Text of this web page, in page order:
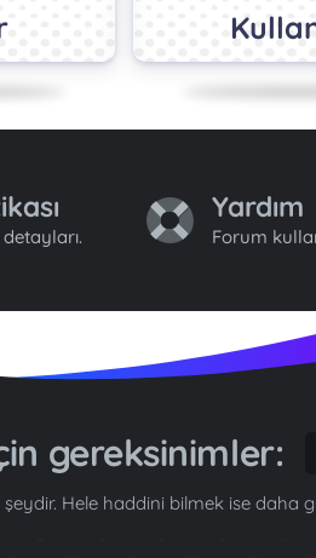
Yardım
Forum
için
Hele haddini bilmek ise daha